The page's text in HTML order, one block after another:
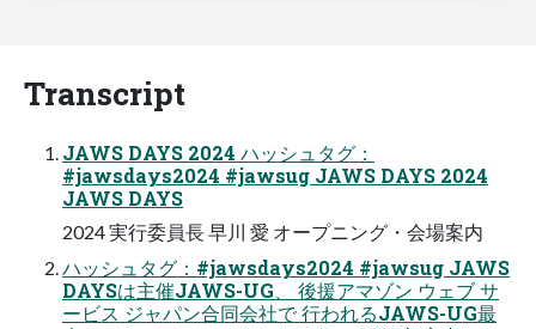
Transcript
JAWS DAYS 2024 ハッシュタグ：
#jawsdays2024 #jawsug JAWS DAYS 2024
JAWS DAYS
2024 実行委員長 早川 愛 オープニング・会場案内
ハッシュタグ：#jawsdays2024 #jawsug JAWS
DAYSは主催JAWS-UG、 後援アマゾン ウェブ サ
ービス ジャパン合同会社で 行われるJAWS-UG最